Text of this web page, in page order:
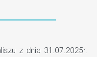
z dnia 31.07.2025r.